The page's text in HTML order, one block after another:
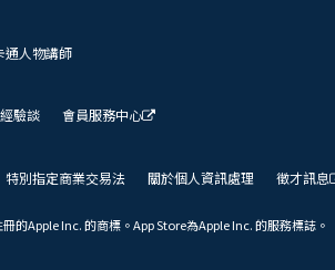
通人物講師
驗談 會員服務中心
特別指定商業交易法 關於個人資訊處理 徵才訊息
的Apple Inc. 的商標。App Store為Apple Inc. 的服務標誌。